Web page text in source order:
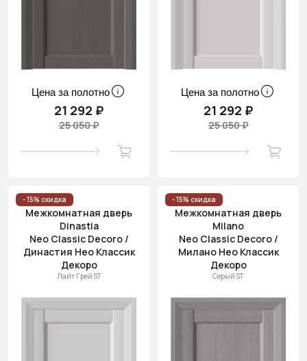
Цена за полотно
21 292 ₽
25 050 ₽
Цена за полотно
21 292 ₽
25 050 ₽
- 15% скидка
Межкомнатная дверь
Dinastia
Neo Classic Decoro /
Династия Нео Классик
Декоро
Лайт Грей ST
- 15% скидка
Межкомнатная дверь
Milano
Neo Classic Decoro /
Милано Нео Классик
Декоро
Серый ST